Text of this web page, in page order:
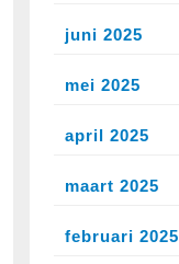
juni 2025
mei 2025
april 2025
maart 2025
februari 2025